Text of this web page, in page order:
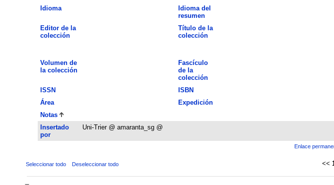
Idioma
Idioma del
resumen
Editor de la
colección
Título de la
colección
Volumen de
la colección
Fascículo
de la
colección
ISSN ISBN
Área
Expedición
Notas
Insertado
por
Uni-Trier @ amaranta_sg @
Enlace
Seleccionar todo Deseleccionar todo <<